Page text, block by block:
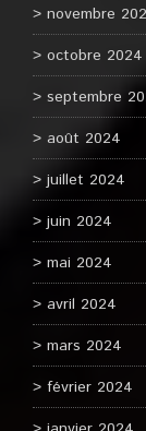
novembre
octobre 2024
septembre
août 2024
juillet 2024
juin 2024
mai 2024
avril 2024
mars 2024
février 2024